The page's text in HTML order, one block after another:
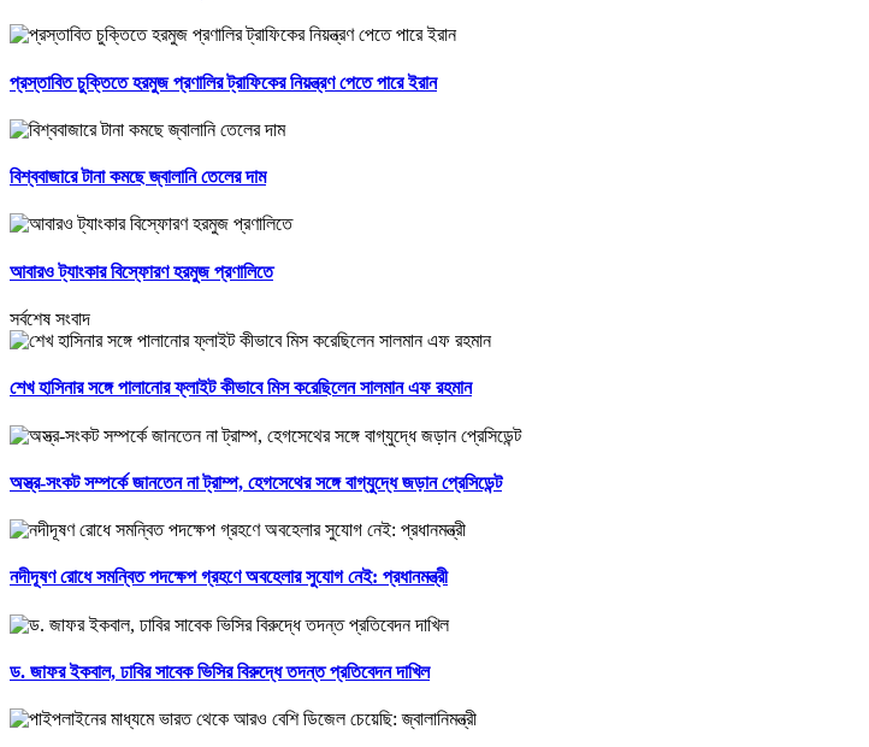
প্রস্তাবিত চুক্তিতে হরমুজ প্রণালির ট্রাফিকের নিয়ন্ত্রণ পেতে পারে ইরান
বিশ্ববাজারে টানা কমছে জ্বালানি তেলের দাম
আবারও ট্যাংকার বিস্ফোরণ হরমুজ প্রণালিতে
সর্বশেষ সংবাদ
শেখ হাসিনার সঙ্গে পালানোর ফ্লাইট কীভাবে মিস করেছিলেন সালমান এফ রহমান
অস্ত্র-সংকট সম্পর্কে জানতেন না ট্রাম্প, হেগসেথের সঙ্গে বাগ্‌যুদ্ধে জড়ান প্রেসিডেন্ট
নদীদূষণ রোধে সমন্বিত পদক্ষেপ গ্রহণে অবহেলার সুযোগ নেই: প্রধানমন্ত্রী
ড. জাফর ইকবাল, ঢাবির সাবেক ভিসির বিরুদ্ধে তদন্ত প্রতিবেদন দাখিল